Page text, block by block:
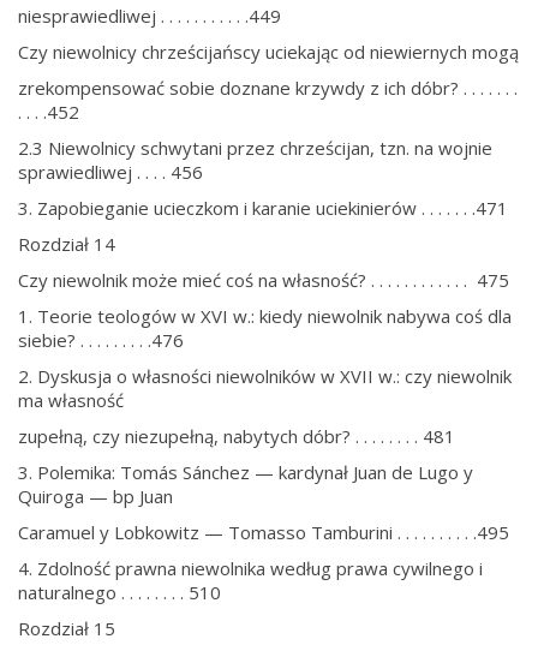
niesprawiedliwej . . . . . . . . . . .449
Czy niewolnicy chrześcijańscy uciekając od niewiernych mogą
zrekompensować sobie doznane krzywdy z ich dóbr? . . . . . . .
. . . .452
2.3 Niewolnicy schwytani przez chrześcijan, tzn. na wojnie
sprawiedliwej . . . . 456
3. Zapobieganie ucieczkom i karanie uciekinierów . . . . . . .471
Rozdział 14
Czy niewolnik może mieć coś na własność? . . . . . . . . . . . . 475
1. Teorie teologów w XVI w.: kiedy niewolnik nabywa coś dla
siebie? . . . . . . . . .476
2. Dyskusja o własności niewolników w XVII w.: czy niewolnik
ma własność
zupełną, czy niezupełną, nabytych dóbr? . . . . . . . . 481
3. Polemika: Tomás Sánchez — kardynał Juan de Lugo y
Quiroga — bp Juan
Caramuel y Lobkowitz — Tomasso Tamburini . . . . . . . . . .495
4. Zdolność prawna niewolnika według prawa cywilnego i
naturalnego . . . . . . . . 510
Rozdział 15